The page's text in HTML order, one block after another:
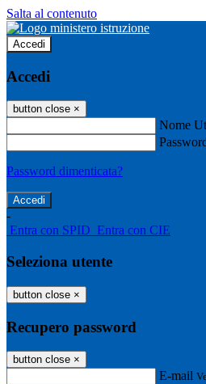
Salta al contenuto
Accedi
Accedi
button close ×
Nome
Password dimenticata?
-
Entra con SPID Entra con CIE
Seleziona utente
button close ×
Recupero password
button close ×
E-mail